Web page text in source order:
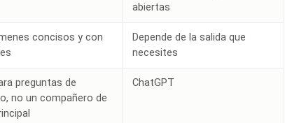
abiertas
concisos y con
Depende de la salida que
necesites
preguntas de
no un compañero de
ChatGPT